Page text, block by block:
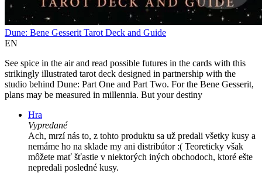
Dune: Bene Gesserit Tarot Deck and Guide
EN
See spice in the air and read possible futures in the cards with this
strikingly illustrated tarot deck designed in partnership with the
studio behind Dune: Part One and Part Two. For the Bene Gesserit,
plans may be measured in millennia. But your destiny
Hra
Vypredané
Ach, mrzí nás to, z tohto produktu sa už predali všetky kusy a
nemáme ho na sklade my ani distribútor :( Teoreticky však
môžete mať šťastie v niektorých iných obchodoch, ktoré ešte
nepredali posledné kusy.